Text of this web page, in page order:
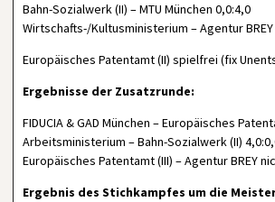
Bahn-Sozialwerk (II) – MTU München 0,0:4,0
Wirtschafts-/Kultusministerium – Agentur BREY
Europäisches Patentamt (II) spielfrei (fix
Ergebnisse der Zusatzrunde:
FIDUCIA & GAD München – Europäisches
Arbeitsministerium – Bahn-Sozialwerk (II)
Europäisches Patentamt (III) – Agentur BREY
Ergebnis des Stichkampfes um die